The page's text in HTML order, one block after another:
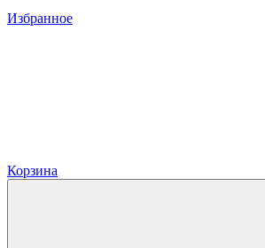
Избранное
Корзина